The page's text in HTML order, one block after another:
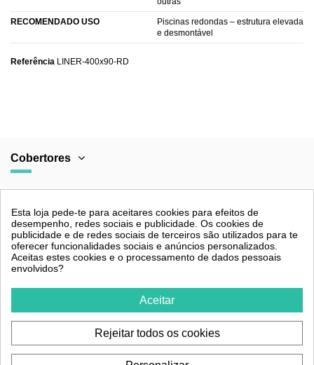
RECOMENDADO USO
Piscinas redondas – estrutura elevada
e desmontável
Referência LINER-400x90-RD
Cobertores
Categorias
Legal
Contacto
Esta loja pede-te para aceitares cookies para efeitos de
desempenho, redes sociais e publicidade. Os cookies de
publicidade e de redes sociais de terceiros são utilizados para te
oferecer funcionalidades sociais e anúncios personalizados.
Aceitas estes cookies e o processamento de dados pessoais
envolvidos?
Aceitar
Rejeitar todos os cookies